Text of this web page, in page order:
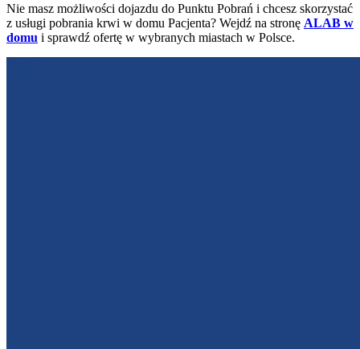
Nie masz możliwości dojazdu do Punktu Pobrań i chcesz skorzystać
z usługi pobrania krwi w domu Pacjenta? Wejdź na stronę ALAB w
domu i sprawdź ofertę w wybranych miastach w Polsce.